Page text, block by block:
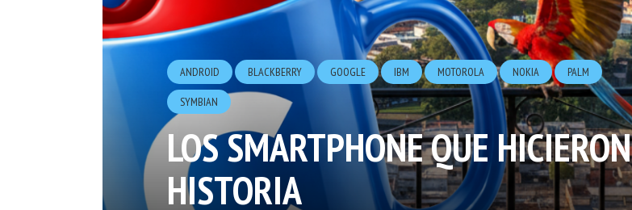
ANDROID BLACKBERRY GOOGLE IBM MOTOROLA NOKIA PALM
SYMBIAN
LOS SMARTPHONE QUE HICIERON
HISTORIA